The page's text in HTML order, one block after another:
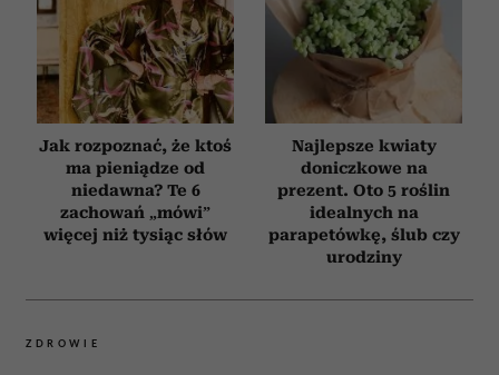
Jak rozpoznać, że ktoś
ma pieniądze od
niedawna? Te 6
zachowań „mówi”
więcej niż tysiąc słów
Najlepsze kwiaty
doniczkowe na
prezent. Oto 5 roślin
idealnych na
parapetówkę, ślub czy
urodziny
ZDROWIE